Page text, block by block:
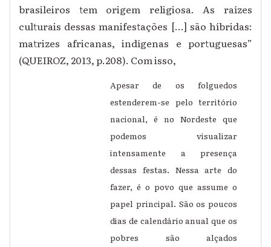
brasileiros tem origem religiosa. As raízes
culturais dessas manifestações [...] são híbridas:
matrizes africanas, indígenas e portuguesas”
(QUEIROZ, 2013, p.208). Com isso,
Apesar de os folguedos
estenderem-se pelo território
nacional, é no Nordeste que
podemos visualizar
intensamente a presença
dessas festas. Nessa arte do
fazer, é o povo que assume o
papel principal. São os poucos
dias de calendário anual que os
pobres são alçados